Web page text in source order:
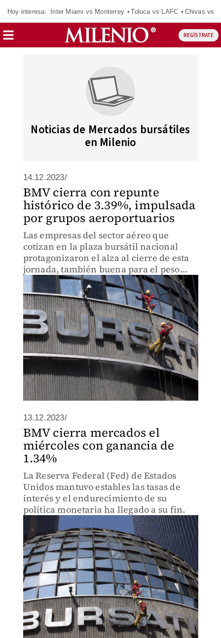
Hoy interesa: Inter Miami vs Monterrey Toluca vs LAFC Chivas vs
REGÍSTRATE
Noticias de Mercados bursátiles
en Milenio
14.12.2023/
BMV cierra con repunte
histórico de 3.39%, impulsada
por grupos aeroportuarios
Las empresas del sector aéreo que
cotizan en la plaza bursátil nacional
protagonizaron el alza al cierre de esta
jornada, también buena para el peso
mexicano.
13.12.2023/
BMV cierra mercados el
miércoles con ganancia de
1.34%
La Reserva Federal (Fed) de Estados
Unidos mantuvo estables las tasas de
interés y el endurecimiento de su
política monetaria ha llegado a su fin.